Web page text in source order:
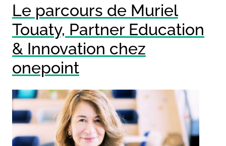
Le parcours de Muriel
Touaty, Partner Education
& Innovation chez
onepoint